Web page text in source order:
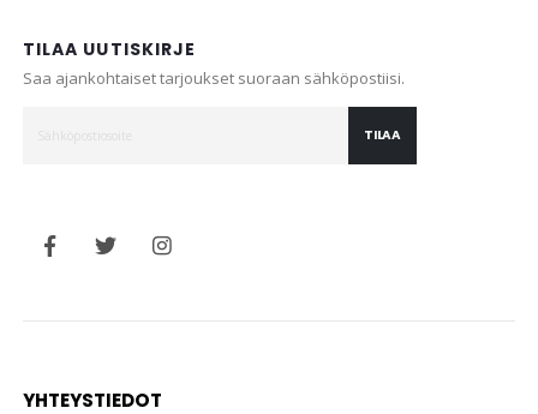
TILAA UUTISKIRJE
Saa ajankohtaiset tarjoukset suoraan sähköpostiisi.
TILAA
YHTEYSTIEDOT